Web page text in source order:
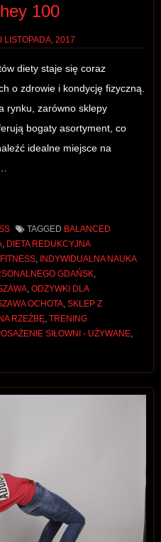
100
LISTOPADA, 2017
diety staje się coraz
o zdrowie i kondycję fizyczną.
rynku, zarówno sklepy
bogaty asortyment, co
idealne miejsce na
TAGGED BALANCED
, DIETA REDUKCYJNA
FITNESS, INDYWIDUALNA NAUKA
GDAŃSK,
, ODŻYWKI DLA
OCHOTA, SKLEP Z
RZEŹBĘ, TRENING
SIŁOWNI - UŻYWANE,